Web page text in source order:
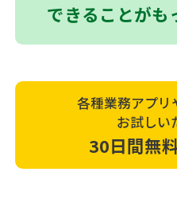
できることがも
各種業務アプリ
お試しい
30日間無